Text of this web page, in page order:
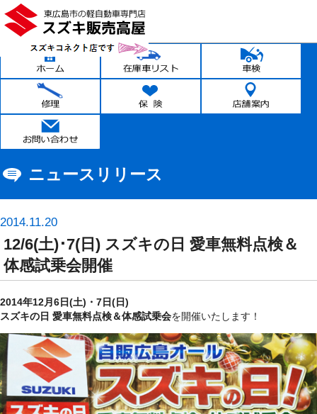
ニュースリリース
2014.11.20
12/6(土)･7(日) スズキの日 愛車無料点検＆
体感試乗会開催
2014年12月6日(土)・7日(日)
スズキの日 愛車無料点検＆体感試乗会を開催いたします！